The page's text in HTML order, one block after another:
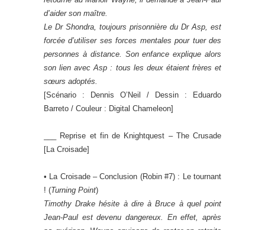
d’aider son maître.
Le Dr Shondra, toujours prisonnière du Dr Asp, est
forcée d’utiliser ses forces mentales pour tuer des
personnes à distance. Son enfance explique alors
son lien avec Asp : tous les deux étaient frères et
sœurs adoptés.
[Scénario : Dennis O’Neil / Dessin : Eduardo
Barreto / Couleur : Digital Chameleon]
___ Reprise et fin de Knightquest – The Crusade
[La Croisade]
• La Croisade – Conclusion (Robin #7) : Le tournant
! (Turning Point)
Timothy Drake hésite à dire à Bruce à quel point
Jean-Paul est devenu dangereux. En effet, après